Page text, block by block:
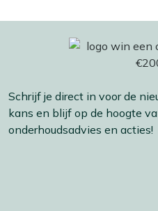
Schrijf je direct in voor de
kans en blijf op de hoogte
onderhoudsadvies en acties!